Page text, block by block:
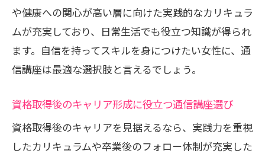
や健康への関心が高い層に向けた実践的なカリキュラ
ムが充実しており、日常生活でも役立つ知識が得られ
ます。自信を持ってスキルを身につけたい女性に、通
信講座は最適な選択肢と言えるでしょう。
資格取得後のキャリア形成に役立つ通信講座選び
資格取得後のキャリアを見据えるなら、実践力を重視
したカリキュラムや卒業後のフォロー体制が充実した